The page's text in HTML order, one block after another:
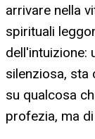
arrivare nella
spirituali
dell'intuizione:
silenziosa, sta
su qualcosa
profezia, ma